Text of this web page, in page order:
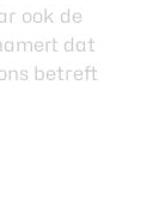
ook de
dat
betreft